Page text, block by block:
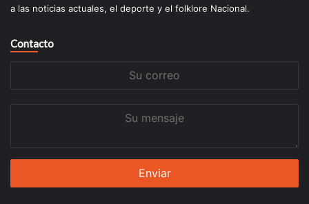
a las noticias actuales, el deporte y el folklore Nacional.
Contacto